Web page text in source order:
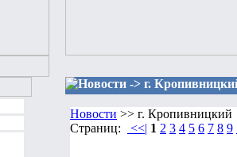
Новости -> г.
Новости >> г. Кропивницкий
Страниц:
<<| 1 2 3 4 5 6 7 8 9